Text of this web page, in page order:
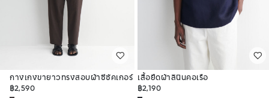
กางเกงขายาวทรงสอบผ้าซีซัคเกอร์
ทรงปกติ
฿2,590
เสื้อยืดผ้าลินินคอเรือ
฿2,190